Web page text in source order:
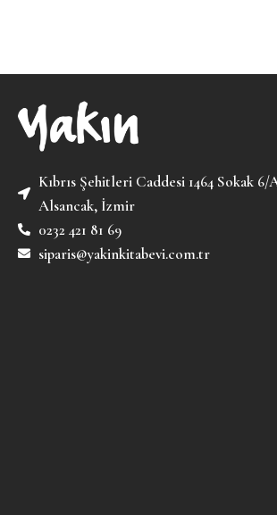
Kıbrıs Şehitleri Caddesi 1464 Sokak 6/
Alsancak, İzmir
0232 421 81 69
siparis@yakinkitabevi.com.tr